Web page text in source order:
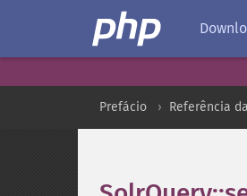
Prefácio Referência